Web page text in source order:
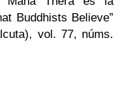
Buddhists Believe”
vol. 77, núms.